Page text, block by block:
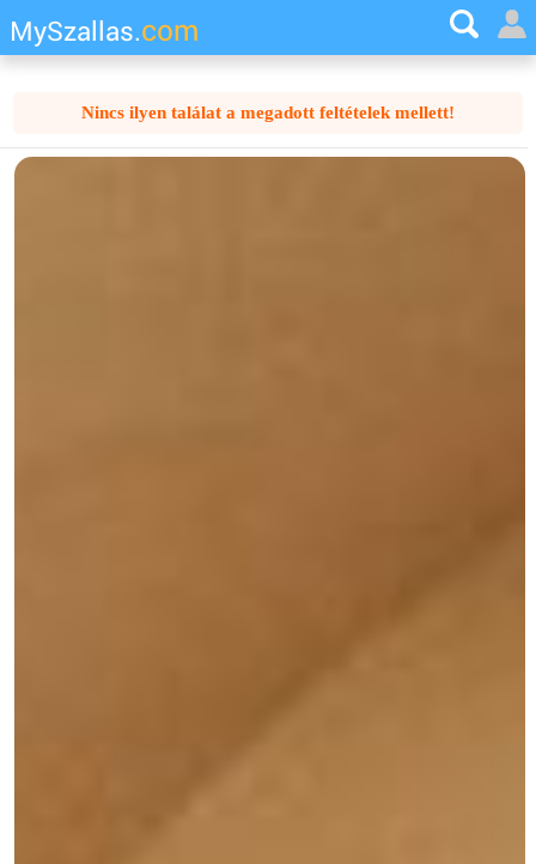
MySzallas.com
Nincs ilyen találat a megadott feltételek mellett!